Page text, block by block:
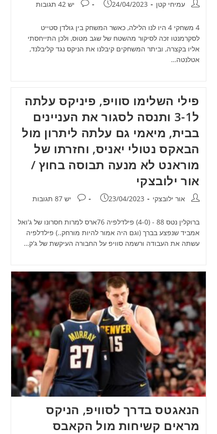
מחבר:עמיחי קטן פורסם:
24/04/2023 תגובות:
יש 42 תגובות
4 משחקי 4 היו לנו הלילה, כאשר המשחק בין גולדן סטייט
לסקרמנטו זכה לסיקור מהשטח של שגב מטוס, ולכן התייחסתי
אליו בקצרה, וביתר המשחקים קיבלנו את הניקס נגד קליבלנד,
אטלנטה…
פילי השלימו סוויפ, פיניקס עלתה
ל3-1 ותנסה לסגור את העניינים
בבית, מיאמי גם עלתה ליתרון מול
הבאקס נטולי יאניס, וחזרתו של
מוראנט לא מנעה תבוסה בחוץ /
אור ילובצקי
מחבר:אור ילובצקי פורסם:
23/04/2023 תגובות:
יש 87 תגובות
ברוקלין נטס 88 - (4-0) פילדלפיה 76ארס למרות חסרונו של ג'ואל
אמביד שנפצע בברך (וגם היה אמור להיות מורחק..) פילדלפיה
עשתה את העבודה ורשמה סוויפ על החבורה העיקשת של ג'ק…
הנאגטס בדרך לסוויפ, הניקס
מראים קשיחות מול הקאבס